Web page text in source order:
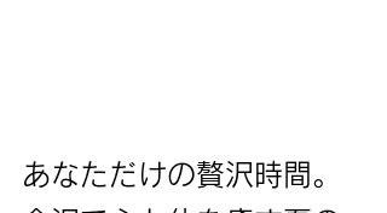
あなただけの贅沢時間。